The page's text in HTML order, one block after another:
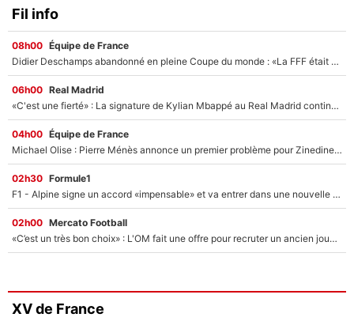
Fil info
08h00 Équipe de France
Didier Deschamps abandonné en pleine Coupe du monde : «La FFF était déjà passée à Zinedine Zidane»
06h00 Real Madrid
«C'est une fierté» : La signature de Kylian Mbappé au Real Madrid continue de régaler l'Espagne
04h00 Équipe de France
Michael Olise : Pierre Ménès annonce un premier problème pour Zinedine Zidane en équipe de France
02h30 Formule1
F1 - Alpine signe un accord «impensable» et va entrer dans une nouvelle dimension : Grande nouvelle pour Pierre Gasly !
02h00 Mercato Football
«C’est un très bon choix» : L'OM fait une offre pour recruter un ancien joueur du PSG... et c'est validé dans l'After Foot !
XV de France